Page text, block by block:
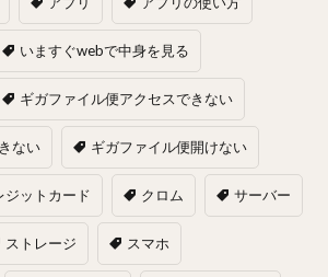
いますぐwebで中身を見る
ギガファイル便アクセスできない
ない ギガファイル便開けない
ジットカード クロム サーバー
ストレージ スマホ